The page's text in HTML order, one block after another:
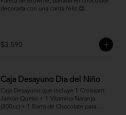
decorada con una carita feliz 😊
$3.590
Caja Desayuno Dia del Niño
Caja Desayuno que incluye 1 Croissant
Jamón Queso + 1 Vitamina Naranja
(300cc) + 1 Barra de Chocolate para